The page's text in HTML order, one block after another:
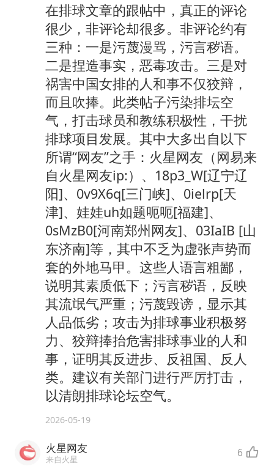
在排球文章的跟帖中，真正的评论
很少，非评论却很多。非评论约有
三种：一是污蔑漫骂，污言秽语。
二是捏造事实，恶毒攻击。三是对
祸害中国女排的人和事不仅狡辩，
而且吹捧。此类帖子污染排坛空
气，打击球员和教练积极性，干扰
排球项目发展。其中大多出自以下
所谓“网友”之手：火星网友（网易来
自火星网友ip:）、18p3_W[辽宁辽
阳]、0v9X6q[三门峡]、0ielrp[天
津]、娃娃uh如题呃呃[福建]、
0sMzB0[河南郑州网友]、03IaIB [山
东济南]等，其中不乏为虚张声势而
套的外地马甲。这些人语言粗鄙，
说明其素质低下；污言秽语，反映
其流氓气严重；污蔑毁谤，显示其
人品低劣；攻击为排球事业积极努
力、狡辩捧抬危害排球事业的人和
事，证明其反进步、反祖国、反人
类。建议有关部门进行严厉打击，
以清朗排球论坛空气。
2026-05-19
火星网友
来自火星 6